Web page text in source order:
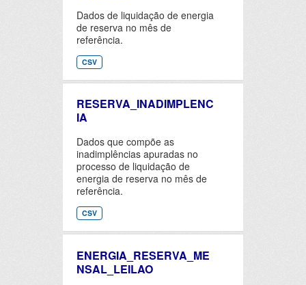
Dados de liquidação de energia
de reserva no mês de
referência.
CSV
RESERVA_INADIMPLENC
IA
Dados que compõe as
inadimplências apuradas no
processo de liquidação de
energia de reserva no mês de
referência.
CSV
ENERGIA_RESERVA_ME
NSAL_LEILAO